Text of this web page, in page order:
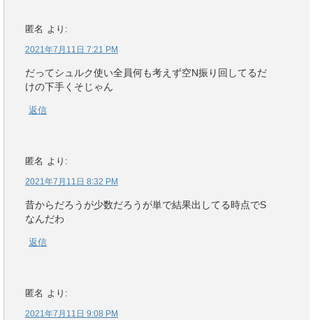
匿名 より:
2021年7月11日 7:21 PM
だってシュルク使い全員何も考えず空N振り回してるだ
けの下手くそじゃん
返信
匿名 より:
2021年7月11日 8:32 PM
昔からだろうが少数だろうが単で結果出してる時点でS
なんだわ
返信
匿名 より:
2021年7月11日 9:08 PM